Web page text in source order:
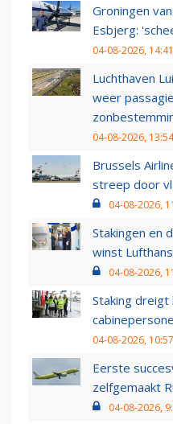
Groningen
Esbjerg:
04-08-2026, 14:41
Luchthaven
weer
04-08-2026, 13:54
Brussels
streep door
04-08-2026,
Stakingen en
winst
04-08-2026,
Staking dreigt
04-08-2026, 10:57
Eerste
zelfgemaakt
04-08-2026,